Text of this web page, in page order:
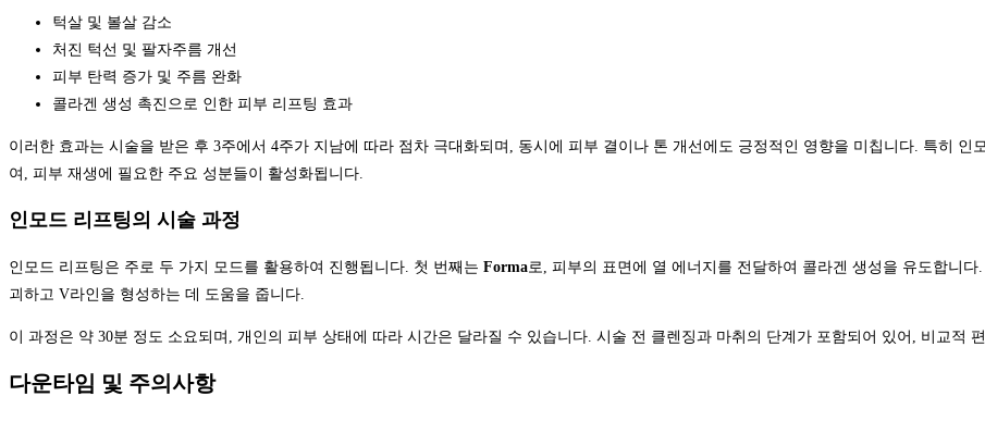
턱살 및 볼살 감소
처진 턱선 및 팔자주름 개선
피부 탄력 증가 및 주름 완화
콜라겐 생성 촉진으로 인한 피부 리프팅 효과
이러한 효과는 시술을 받은 후 3주에서 4주가 지남에 따라 점차 극대화되며, 동시에 피부 결이나 톤 개선에도 긍정적인 영향을 미칩니다. 특히
여, 피부 재생에 필요한 주요 성분들이 활성화됩니다.
인모드 리프팅의 시술 과정
인모드 리프팅은 주로 두 가지 모드를 활용하여 진행됩니다. 첫 번째는 Forma로, 피부의 표면에 열 에너지를 전달하여 콜라겐 생성을 유도합니다
괴하고 V라인을 형성하는 데 도움을 줍니다.
이 과정은 약 30분 정도 소요되며, 개인의 피부 상태에 따라 시간은 달라질 수 있습니다. 시술 전 클렌징과 마취의 단계가 포함되어 있어, 비교적
다운타임 및 주의사항